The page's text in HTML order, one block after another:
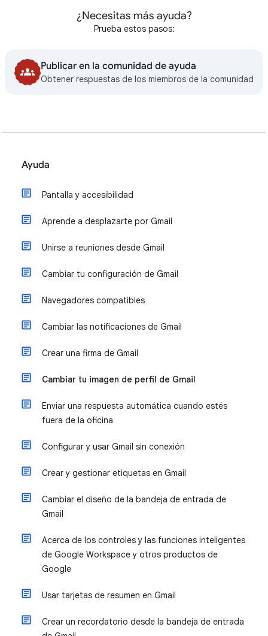
¿Necesitas más ayuda?
Prueba estos pasos:
Publicar en la comunidad de ayuda
Obtener respuestas de los miembros de la comunidad
Ayuda
Pantalla y accesibilidad
Aprende a desplazarte por Gmail
Unirse a reuniones desde Gmail
Cambiar tu configuración de Gmail
Navegadores compatibles
Cambiar las notificaciones de Gmail
Crear una firma de Gmail
Cambiar tu imagen de perfil de Gmail
Enviar una respuesta automática cuando estés
fuera de la oficina
Configurar y usar Gmail sin conexión
Crear y gestionar etiquetas en Gmail
Cambiar el diseño de la bandeja de entrada de
Gmail
Acerca de los controles y las funciones inteligentes
de Google Workspace y otros productos de
Google
Usar tarjetas de resumen en Gmail
Crear un recordatorio desde la bandeja de entrada